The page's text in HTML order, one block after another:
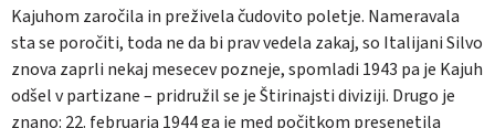
Kajuhom zaročila in preživela čudovito poletje. Nameravala
sta se poročiti, toda ne da bi prav vedela zakaj, so Italijani Silvo
znova zaprli nekaj mesecev pozneje, spomladi 1943 pa je Kajuh
odšel v partizane – pridružil se je Štirinajsti diviziji. Drugo je
znano: 22. februarja 1944 ga je med počitkom presenetila